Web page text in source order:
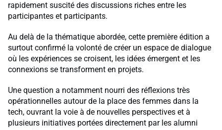
rapidement suscité des discussions riches entre les
participantes et participants.
Au delà de la thématique abordée, cette première édition a
surtout confirmé la volonté de créer un espace de dialogue
où les expériences se croisent, les idées émergent et les
connexions se transforment en projets.
Une question a notamment nourri des réflexions très
opérationnelles autour de la place des femmes dans la
tech, ouvrant la voie à de nouvelles perspectives et à
plusieurs initiatives portées directement par les alumni